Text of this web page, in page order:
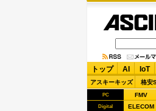
トップ AI IoT
アスキーキッズ 格安
PC FMV
Digital ELECOM